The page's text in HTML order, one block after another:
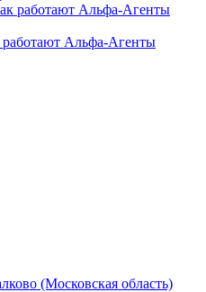
работают Альфа-Агенты
(Московская область)